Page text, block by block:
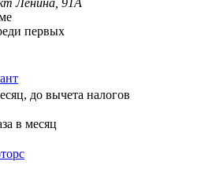
Ленина, 91А
первых
до вычета налогов
в месяц